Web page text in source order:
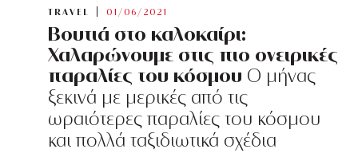
TRAVEL 01/06/2021
Βουτιά στο καλοκαίρι:
Χαλαρώνουμε στις πιο ονειρικές
παραλίες του κόσμου Ο μήνας
ξεκινά με μερικές από τις
ωραιότερες παραλίες του κόσμου
και πολλά ταξιδιωτικά σχέδια